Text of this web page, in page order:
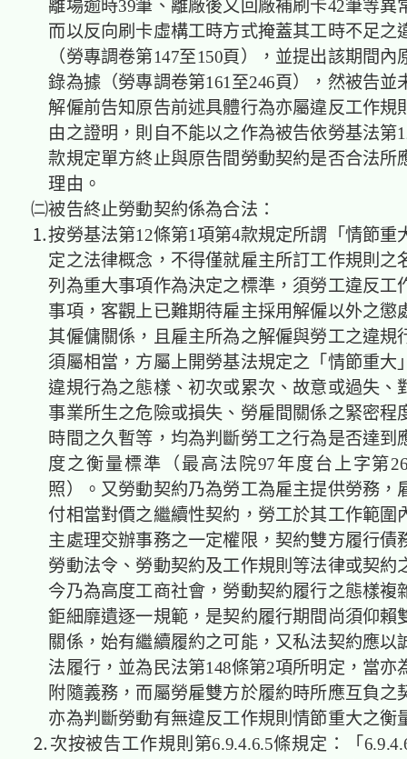
離場逾時39筆、離廠後又回廠補刷卡42筆等異
而以反向刷卡虛構工時方式掩蓋其工時不足之
（勞專調卷第147至150頁），並提出該期間內
錄為據（勞專調卷第161至246頁），然被告並
解僱前告知原告前述具體行為亦屬違反工作規
由之證明，則自不能以之作為被告依勞基法第
款規定單方終止與原告間勞動契約是否合法所
理由。
㈡被告終止勞動契約係為合法：
⒈按勞基法第12條第1項第4款規定所謂「情節重
定之法律概念，不得僅就雇主所訂工作規則之
列為重大事項作為決定之標準，須勞工違反工
事項，客觀上已難期待雇主採用解僱以外之懲
其僱傭關係，且雇主所為之解僱與勞工之違規
須屬相當，方屬上開勞基法規定之「情節重大
違規行為之態樣、初次或累次、故意或過失、
事業所生之危險或損失、勞雇間關係之緊密程
時間之久暫等，均為判斷勞工之行為是否達到
度之衡量標準（最高法院97年度台上字第
照）。又勞動契約乃為勞工為雇主提供勞務，
付相當對價之繼續性契約，勞工於其工作範圍
主處理交辦事務之一定權限，契約雙方履行債
勞動法令、勞動契約及工作規則等法律或契約
今乃為高度工商社會，勞動契約履行之態樣複
鉅細靡遺逐一規範，是契約履行期間尚須仰賴
關係，始有繼續履約之可能，又私法契約應以
法履行，並為民法第148條第2項所明定，當亦
附隨義務，而屬勞雇雙方於履約時所應互負之
亦為判斷勞動有無違反工作規則情節重大之衡
⒉次按被告工作規則第6.9.4.6.5條規定：「